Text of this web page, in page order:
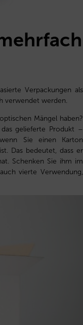
Verpackungen als
verwendet werden.
Mängel haben?
gelieferte Produkt –
Sie einen Karton
Das bedeutet, dass er
Schenken Sie ihm im
vierte Verwendung,